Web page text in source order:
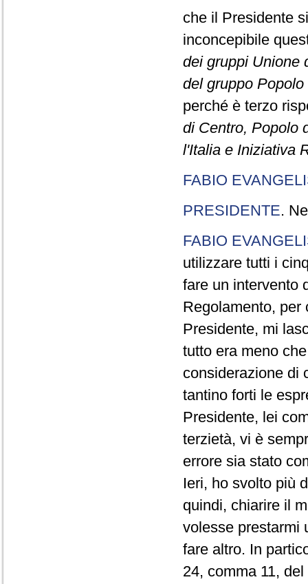
che il Presidente
inconcepibile
dei gruppi Unione
del gruppo
perché è terzo
di Centro, Popolo
l'Italia e Iniziativa
FABIO
PRESIDENTE.
FABIO
utilizzare tutti i
fare un intervento
Regolamento, per
Presidente, mi
tutto era meno
considerazione di
tantino forti le
Presidente, lei
terzietà, vi è
errore sia stato
Ieri, ho svolto più
quindi, chiarire il
volesse prestarmi
fare altro. In
24, comma 11,